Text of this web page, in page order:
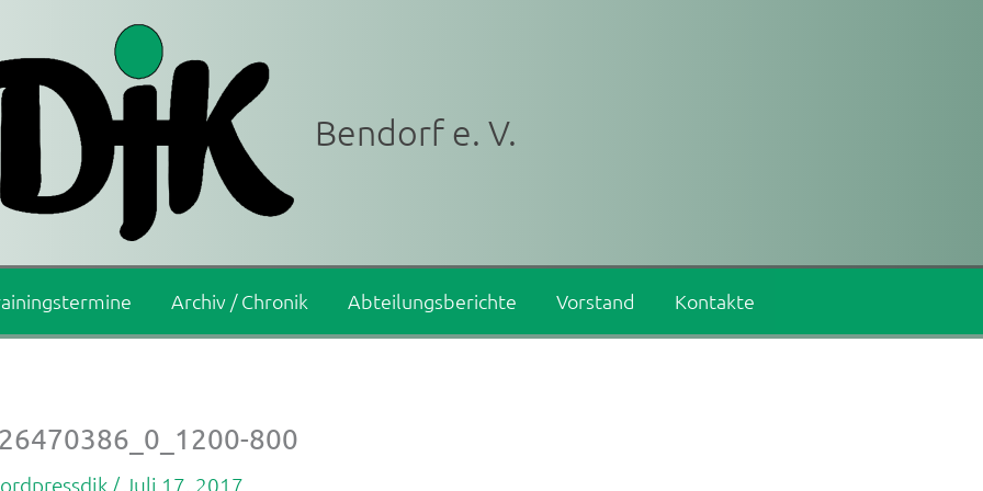
Bendorf e. V.
Archiv / Chronik Abteilungsberichte Vorstand Kontakte
800
/Juli 17, 2017